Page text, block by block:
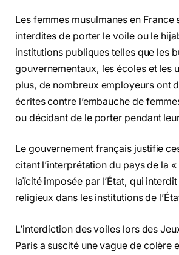
Les femmes musulmanes en France
interdites de porter le voile ou le
institutions publiques telles que les
gouvernementaux, les écoles et les
plus, de nombreux employeurs ont
écrites contre l’embauche de
ou décidant de le porter pendant
Le gouvernement français justifie
citant l’interprétation du pays de la
laïcité imposée par l’État, qui
religieux dans les institutions de
L’interdiction des voiles lors des
Paris a suscité une vague de colère